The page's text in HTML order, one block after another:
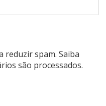
reduzir spam. Saiba
são processados.